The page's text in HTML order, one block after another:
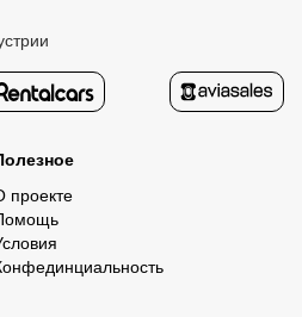
проекте